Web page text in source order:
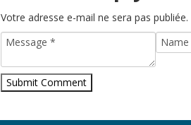
Votre adresse e-mail ne sera pas publiée.